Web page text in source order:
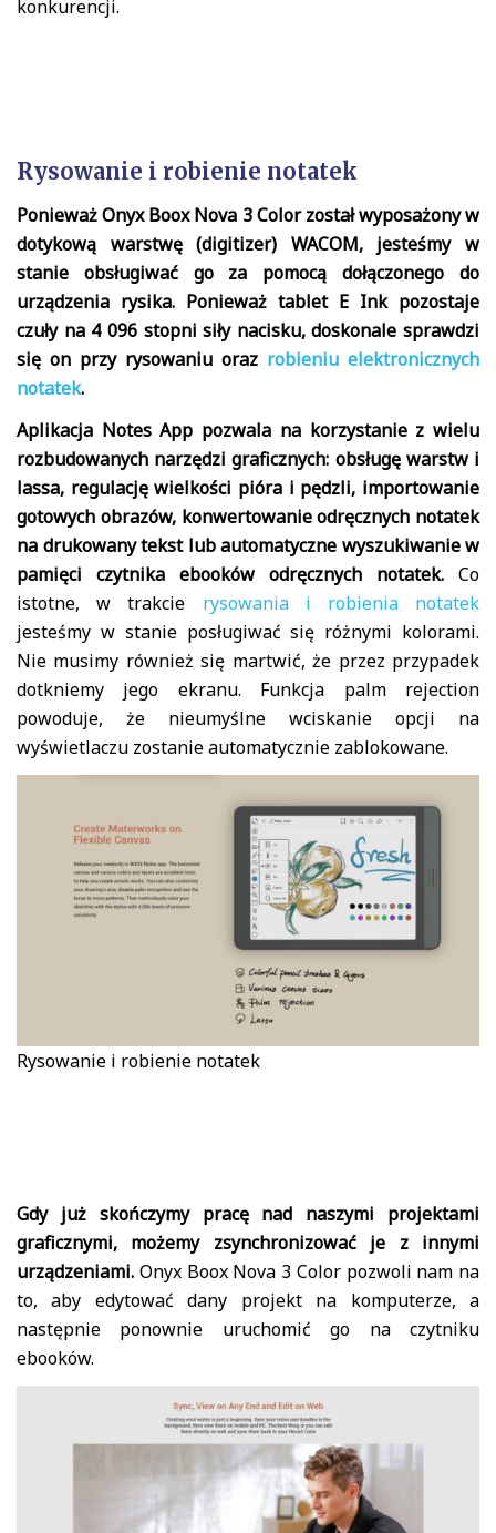
konkurencji.
Rysowanie i robienie notatek
Ponieważ Onyx Boox Nova 3 Color został wyposażony w
dotykową warstwę (digitizer) WACOM, jesteśmy w
stanie obsługiwać go za pomocą dołączonego do
urządzenia rysika. Ponieważ tablet E Ink pozostaje
czuły na 4 096 stopni siły nacisku, doskonale sprawdzi
się on przy rysowaniu oraz robieniu elektronicznych
notatek.
Aplikacja Notes App pozwala na korzystanie z wielu
rozbudowanych narzędzi graficznych: obsługę warstw i
lassa, regulację wielkości pióra i pędzli, importowanie
gotowych obrazów, konwertowanie odręcznych notatek
na drukowany tekst lub automatyczne wyszukiwanie w
pamięci czytnika ebooków odręcznych notatek. Co
istotne, w trakcie rysowania i robienia notatek
jesteśmy w stanie posługiwać się różnymi kolorami.
Nie musimy również się martwić, że przez przypadek
dotkniemy jego ekranu. Funkcja palm rejection
powoduje, że nieumyślne wciskanie opcji na
wyświetlaczu zostanie automatycznie zablokowane.
Rysowanie i robienie notatek
Gdy już skończymy pracę nad naszymi projektami
graficznymi, możemy zsynchronizować je z innymi
urządzeniami. Onyx Boox Nova 3 Color pozwoli nam na
to, aby edytować dany projekt na komputerze, a
następnie ponownie uruchomić go na czytniku
ebooków.